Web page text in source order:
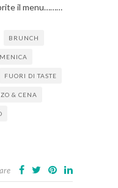
il menu………
BRUNCH
FUORI DI TASTE
& CENA